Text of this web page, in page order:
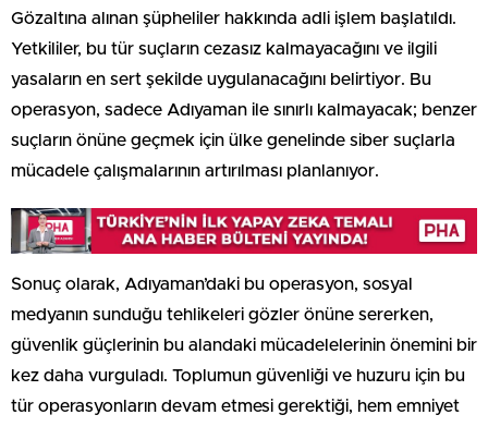
Gözaltına alınan şüpheliler hakkında adli işlem başlatıldı.
Yetkililer, bu tür suçların cezasız kalmayacağını ve ilgili
yasaların en sert şekilde uygulanacağını belirtiyor. Bu
operasyon, sadece Adıyaman ile sınırlı kalmayacak; benzer
suçların önüne geçmek için ülke genelinde siber suçlarla
mücadele çalışmalarının artırılması planlanıyor.
Sonuç olarak, Adıyaman’daki bu operasyon, sosyal
medyanın sunduğu tehlikeleri gözler önüne sererken,
güvenlik güçlerinin bu alandaki mücadelelerinin önemini bir
kez daha vurguladı. Toplumun güvenliği ve huzuru için bu
tür operasyonların devam etmesi gerektiği, hem emniyet